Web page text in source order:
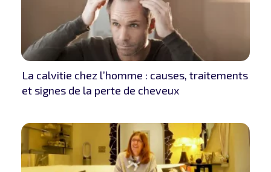
La calvitie chez l’homme : causes, traitements
et signes de la perte de cheveux